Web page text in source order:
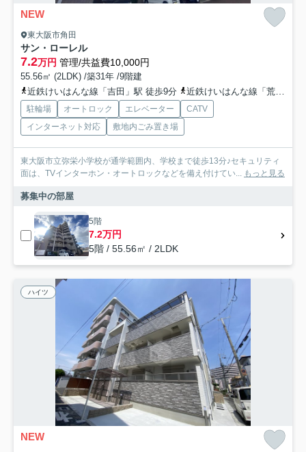
NEW
東大阪市角田
サン・ローレル
7.2万円 管理/共益費10,000円
55.56㎡ (2LDK) /築31年 /9階建
近鉄けいはんな線「吉田」駅 徒歩9分
近鉄けいはんな線「荒本」駅 徒歩18分
駐輪場 オートロック エレベーター
CATV
インターネット対応
敷地内ごみ置き場
東大阪市立弥栄小学校が通学範囲内、学校まで徒歩13分♪セキュリティ
面は、TVインターホン・オートロックなどを備え付けてい... もっと見る
募集中の部屋
5階
7.2万円
5階 / 55.56㎡ / 2LDK
ハイツ
NEW